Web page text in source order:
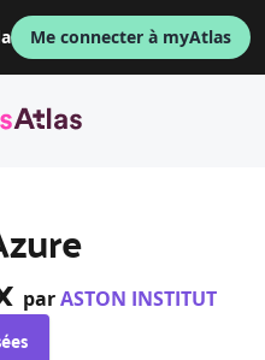
Me connecter à myAtlas
parASTON INSTITUT